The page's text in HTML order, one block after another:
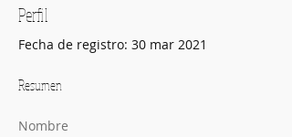
Perfil
Fecha de registro: 30 mar 2021
Resumen
Nombre